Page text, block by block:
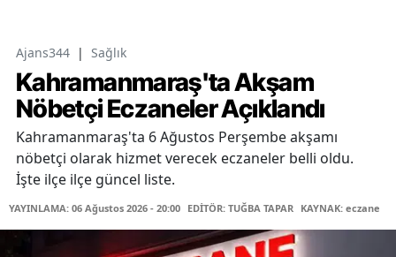
Ajans344 | Sağlık
Kahramanmaraş'ta Akşam
Nöbetçi Eczaneler Açıklandı
Kahramanmaraş'ta 6 Ağustos Perşembe akşamı
nöbetçi olarak hizmet verecek eczaneler belli oldu.
İşte ilçe ilçe güncel liste.
YAYINLAMA: 06 Ağustos 2026 - 20:00 EDİTÖR: TUĞBA TAPAR KAYNAK: eczane